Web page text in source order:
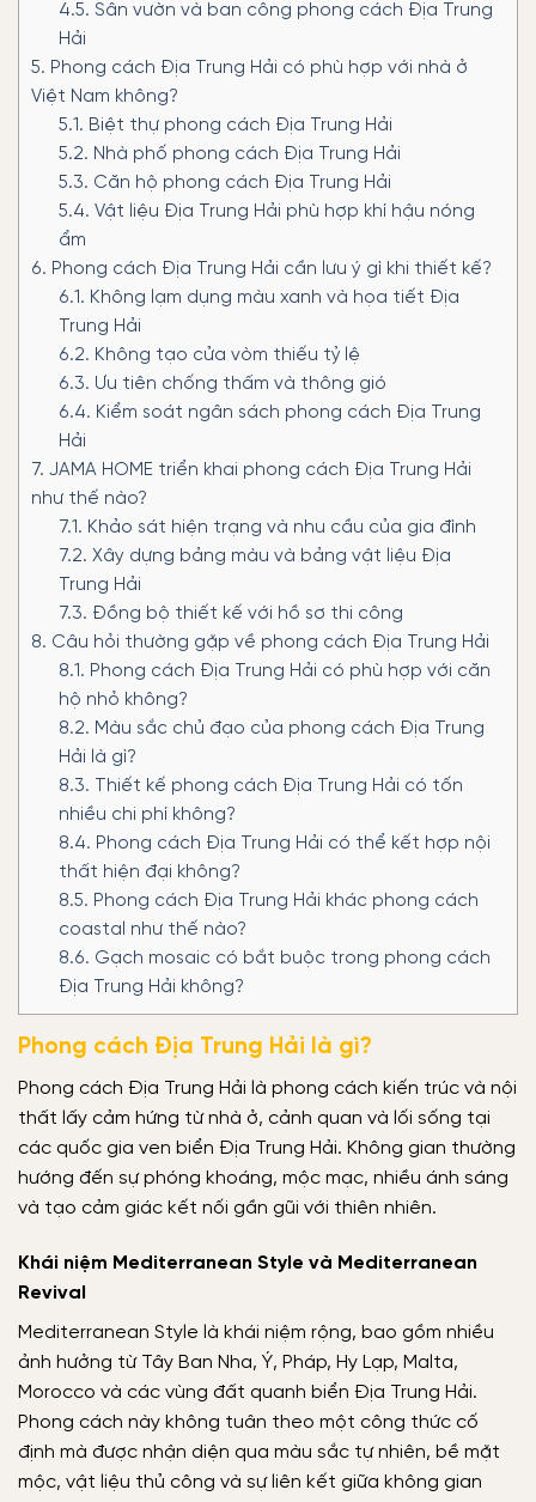
4.5. Sân vườn và ban công phong cách Địa Trung
Hải
5. Phong cách Địa Trung Hải có phù hợp với nhà ở
Việt Nam không?
5.1. Biệt thự phong cách Địa Trung Hải
5.2. Nhà phố phong cách Địa Trung Hải
5.3. Căn hộ phong cách Địa Trung Hải
5.4. Vật liệu Địa Trung Hải phù hợp khí hậu nóng
ẩm
6. Phong cách Địa Trung Hải cần lưu ý gì khi thiết kế?
6.1. Không lạm dụng màu xanh và họa tiết Địa
Trung Hải
6.2. Không tạo cửa vòm thiếu tỷ lệ
6.3. Ưu tiên chống thấm và thông gió
6.4. Kiểm soát ngân sách phong cách Địa Trung
Hải
7. JAMA HOME triển khai phong cách Địa Trung Hải
như thế nào?
7.1. Khảo sát hiện trạng và nhu cầu của gia đình
7.2. Xây dựng bảng màu và bảng vật liệu Địa
Trung Hải
7.3. Đồng bộ thiết kế với hồ sơ thi công
8. Câu hỏi thường gặp về phong cách Địa Trung Hải
8.1. Phong cách Địa Trung Hải có phù hợp với căn
hộ nhỏ không?
8.2. Màu sắc chủ đạo của phong cách Địa Trung
Hải là gì?
8.3. Thiết kế phong cách Địa Trung Hải có tốn
nhiều chi phí không?
8.4. Phong cách Địa Trung Hải có thể kết hợp nội
thất hiện đại không?
8.5. Phong cách Địa Trung Hải khác phong cách
coastal như thế nào?
8.6. Gạch mosaic có bắt buộc trong phong cách
Địa Trung Hải không?
Phong cách Địa Trung Hải là gì?
Phong cách Địa Trung Hải là phong cách kiến trúc và nội
thất lấy cảm hứng từ nhà ở, cảnh quan và lối sống tại
các quốc gia ven biển Địa Trung Hải. Không gian thường
hướng đến sự phóng khoáng, mộc mạc, nhiều ánh sáng
và tạo cảm giác kết nối gần gũi với thiên nhiên.
Khái niệm Mediterranean Style và Mediterranean
Revival
Mediterranean Style là khái niệm rộng, bao gồm nhiều
ảnh hưởng từ Tây Ban Nha, Ý, Pháp, Hy Lạp, Malta,
Morocco và các vùng đất quanh biển Địa Trung Hải.
Phong cách này không tuân theo một công thức cố
định mà được nhận diện qua màu sắc tự nhiên, bề mặt
mộc, vật liệu thủ công và sự liên kết giữa không gian